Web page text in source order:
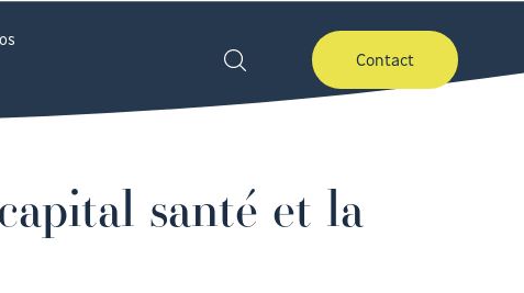
Contact
santé et la